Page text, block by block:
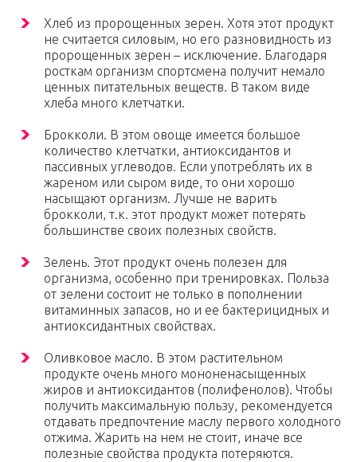
Хлеб из пророщенных зерен. Хотя этот продукт
не считается силовым, но его разновидность из
пророщенных зерен – исключение. Благодаря
росткам организм спортсмена получит немало
ценных питательных веществ. В таком виде
хлеба много клетчатки.
Брокколи. В этом овоще имеется большое
количество клетчатки, антиоксидантов и
пассивных углеводов. Если употреблять их в
жареном или сыром виде, то они хорошо
насыщают организм. Лучше не варить
брокколи, т.к. этот продукт может потерять
большинстве своих полезных свойств.
Зелень. Этот продукт очень полезен для
организма, особенно при тренировках. Польза
от зелени состоит не только в пополнении
витаминных запасов, но и ее бактерицидных и
антиоксидантных свойствах.
Оливковое масло. В этом растительном
продукте очень много мононенасыщенных
жиров и антиоксидантов (полифенолов). Чтобы
получить максимальную пользу, рекомендуется
отдавать предпочтение маслу первого холодного
отжима. Жарить на нем не стоит, иначе все
полезные свойства продукта потеряются.